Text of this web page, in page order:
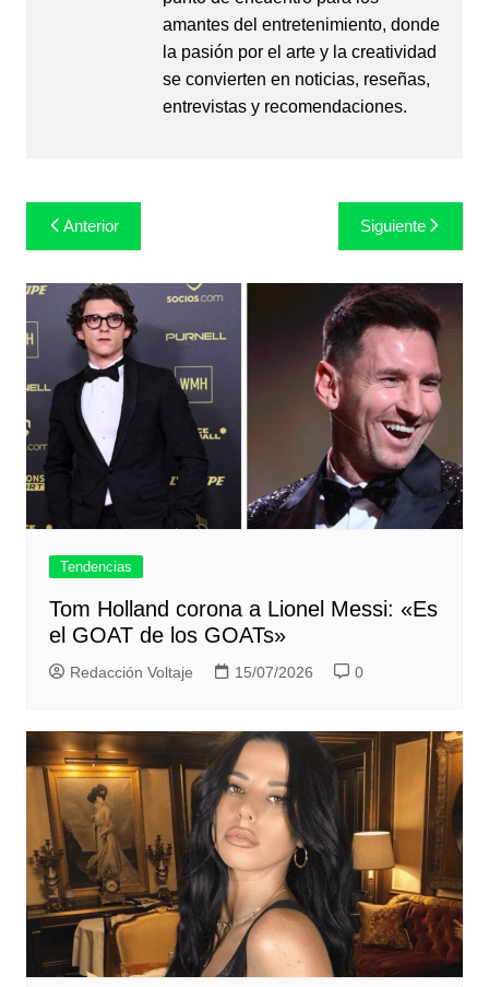
amantes del entretenimiento, donde
la pasión por el arte y la creatividad
se convierten en noticias, reseñas,
entrevistas y recomendaciones.
Navegación
de
entradas
Anterior Siguiente
Tendencias
Tom Holland corona a Lionel Messi: «Es
el GOAT de los GOATs»
Redacción Voltaje 15/07/2026 0